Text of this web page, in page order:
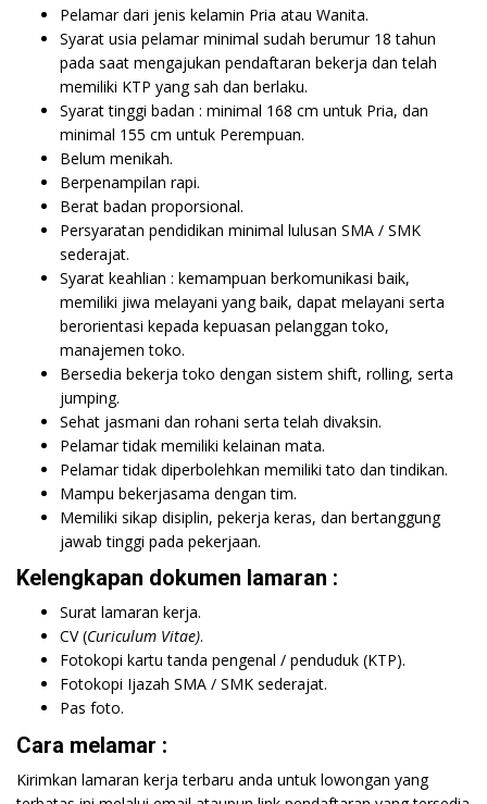
Pelamar dari jenis kelamin Pria atau Wanita.
Syarat usia pelamar minimal sudah berumur 18 tahun
pada saat mengajukan pendaftaran bekerja dan telah
memiliki KTP yang sah dan berlaku.
Syarat tinggi badan : minimal 168 cm untuk Pria, dan
minimal 155 cm untuk Perempuan.
Belum menikah.
Berpenampilan rapi.
Berat badan proporsional.
Persyaratan pendidikan minimal lulusan SMA / SMK
sederajat.
Syarat keahlian : kemampuan berkomunikasi baik,
memiliki jiwa melayani yang baik, dapat melayani serta
berorientasi kepada kepuasan pelanggan toko,
manajemen toko.
Bersedia bekerja toko dengan sistem shift, rolling, serta
jumping.
Sehat jasmani dan rohani serta telah divaksin.
Pelamar tidak memiliki kelainan mata.
Pelamar tidak diperbolehkan memiliki tato dan tindikan.
Mampu bekerjasama dengan tim.
Memiliki sikap disiplin, pekerja keras, dan bertanggung
jawab tinggi pada pekerjaan.
Kelengkapan dokumen lamaran :
Surat lamaran kerja.
CV (Curiculum Vitae).
Fotokopi kartu tanda pengenal / penduduk (KTP).
Fotokopi Ijazah SMA / SMK sederajat.
Pas foto.
Cara melamar :
Kirimkan lamaran kerja terbaru anda untuk lowongan yang